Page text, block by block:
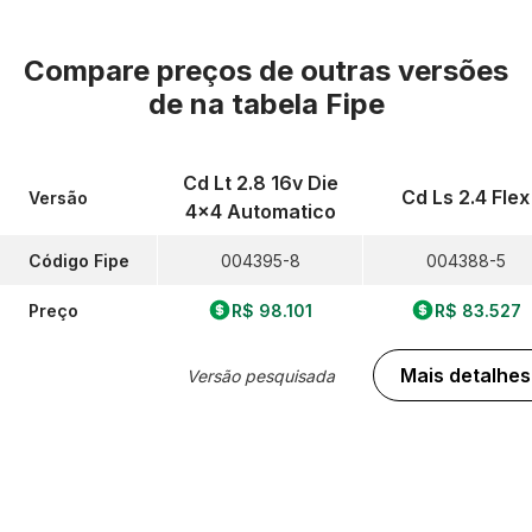
Compare preços de outras versões
de na tabela Fipe
Versão
Código Fipe
Preço
Cd Lt 2.8 16v Die
4x4 Automatico
004395-8
R$ 98.101
Versão pesquisada
Cd Ls 2.4 Flex
004388-5
R$ 83.527
Mais detalhes